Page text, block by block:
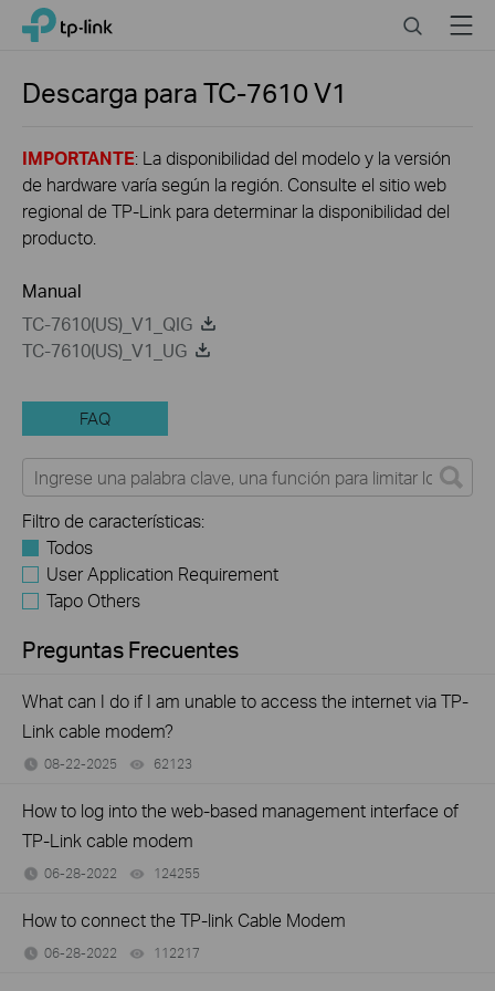
Click
navigation
TP-Link, Reliably Smart SearchMenu
Descarga paraTC-7610V1
IMPORTANTE: La disponibilidad del modelo y la versión
de hardware varía según la región. Consulte el sitio web
regional de TP-Link para determinar la disponibilidad del
producto.
Manual
TC-7610(US)_V1_QIG
TC-7610(US)_V1_UG
FAQ
Filtro de características:
Todos
User Application Requirement
Tapo Others
Preguntas Frecuentes
What can I do if I am unable to access the internet via TP-
Link cable modem?
08-22-2025 62123
How to log into the web-based management interface of
TP-Link cable modem
06-28-2022 124255
How to connect the TP-link Cable Modem
06-28-2022 112217